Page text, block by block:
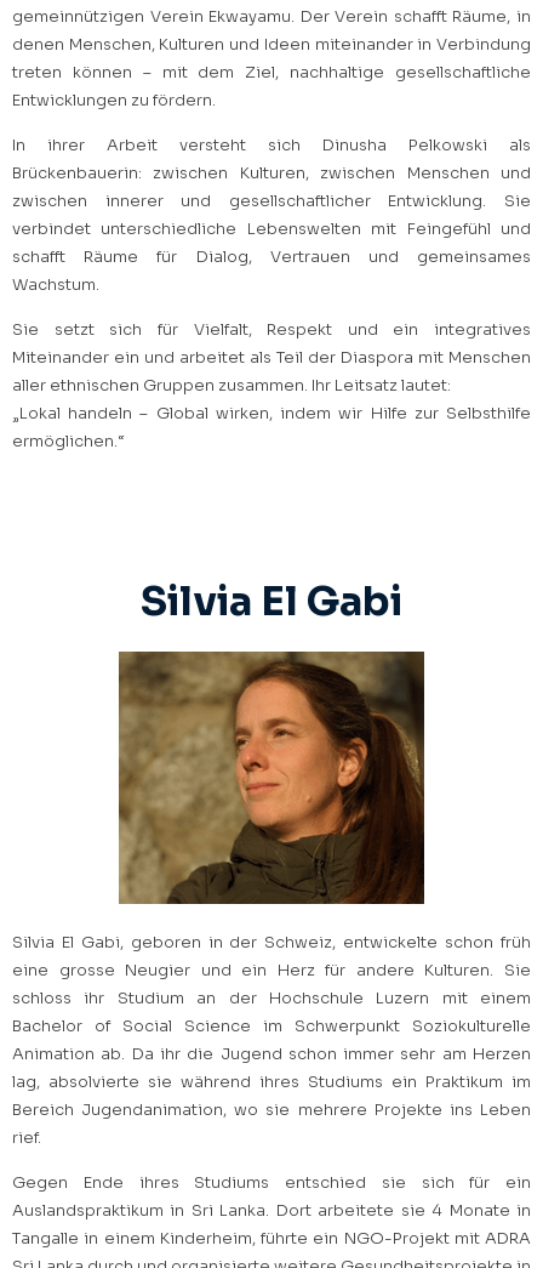
gemeinnützigen Verein Ekwayamu. Der Verein schafft Räume, in
denen Menschen, Kulturen und Ideen miteinander in Verbindung
treten können – mit dem Ziel, nachhaltige gesellschaftliche
Entwicklungen zu fördern.
In ihrer Arbeit versteht sich Dinusha Pelkowski als
Brückenbauerin: zwischen Kulturen, zwischen Menschen und
zwischen innerer und gesellschaftlicher Entwicklung. Sie
verbindet unterschiedliche Lebenswelten mit Feingefühl und
schafft Räume für Dialog, Vertrauen und gemeinsames
Wachstum.
Sie setzt sich für Vielfalt, Respekt und ein integratives
Miteinander ein und arbeitet als Teil der Diaspora mit Menschen
aller ethnischen Gruppen zusammen. Ihr Leitsatz lautet:
„Lokal handeln – Global wirken, indem wir Hilfe zur Selbsthilfe
ermöglichen.“
Silvia El Gabi
Silvia El Gabi, geboren in der Schweiz, entwickelte schon früh
eine grosse Neugier und ein Herz für andere Kulturen. Sie
schloss ihr Studium an der Hochschule Luzern mit einem
Bachelor of Social Science im Schwerpunkt Soziokulturelle
Animation ab. Da ihr die Jugend schon immer sehr am Herzen
lag, absolvierte sie während ihres Studiums ein Praktikum im
Bereich Jugendanimation, wo sie mehrere Projekte ins Leben
rief.
Gegen Ende ihres Studiums entschied sie sich für ein
Auslandspraktikum in Sri Lanka. Dort arbeitete sie 4 Monate in
Tangalle in einem Kinderheim, führte ein NGO-Projekt mit ADRA